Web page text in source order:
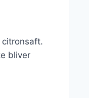
bliver